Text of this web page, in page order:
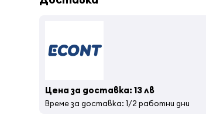
Цена за доставка: 13 лв
Време за доставка: 1/2 работни дни